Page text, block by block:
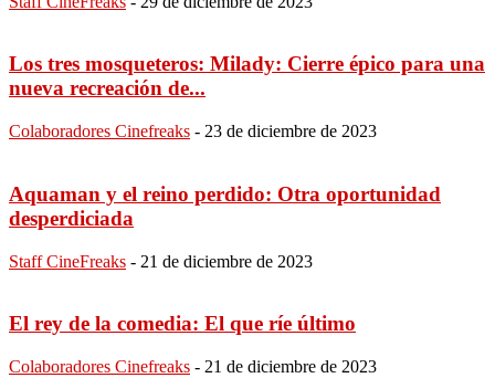
Los tres mosqueteros: Milady: Cierre épico para una
nueva recreación de...
Colaboradores Cinefreaks - 23 de diciembre de 2023
Aquaman y el reino perdido: Otra oportunidad
desperdiciada
Staff CineFreaks - 21 de diciembre de 2023
El rey de la comedia: El que ríe último
Colaboradores Cinefreaks - 21 de diciembre de 2023